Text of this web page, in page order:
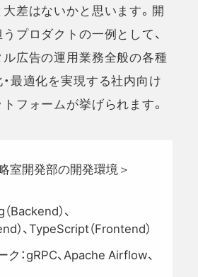
差はないかと思います。開
プロダクトの一例として、
ル広告の運用業務全般の各種
最適化を実現する社内向け
フォームが挙げられます。
室開発部の開発環境＞
Backend）、
）、TypeScript（Frontend）
：gRPC、Apache Airflow、